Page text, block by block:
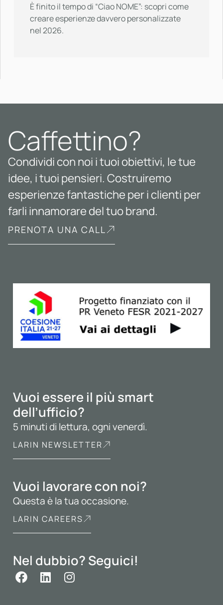
È finito il tempo di “Ciao NOME”: scopri come
creare esperienze davvero personalizzate
nel 2026.
Caffettino?
Condividi con noi i tuoi obiettivi, le tue
idee, i tuoi pensieri. Costruiremo
esperienze fantastiche per i clienti per
farli innamorare del tuo brand.
PRENOTA UNA CALL
Vuoi essere il più smart
dell’ufficio?
5 minuti di lettura, ogni venerdì.
LARIN NEWSLETTER
Vuoi lavorare con noi?
Questa è la tua occasione.
LARIN CAREERS
Nel dubbio? Seguici!